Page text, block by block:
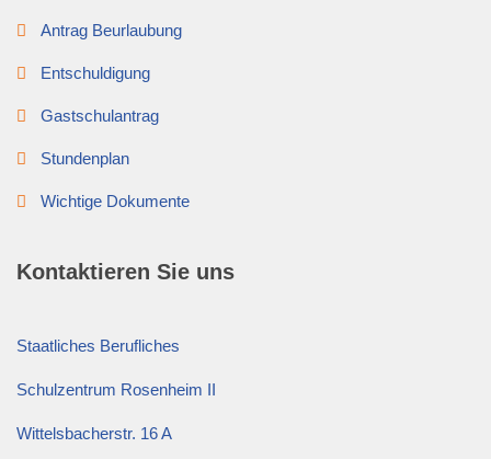
Antrag Beurlaubung
Entschuldigung
Gastschulantrag
Stundenplan
Wichtige Dokumente
Kontaktieren Sie uns
Staatliches Berufliches
Schulzentrum Rosenheim II
Wittelsbacherstr. 16 A